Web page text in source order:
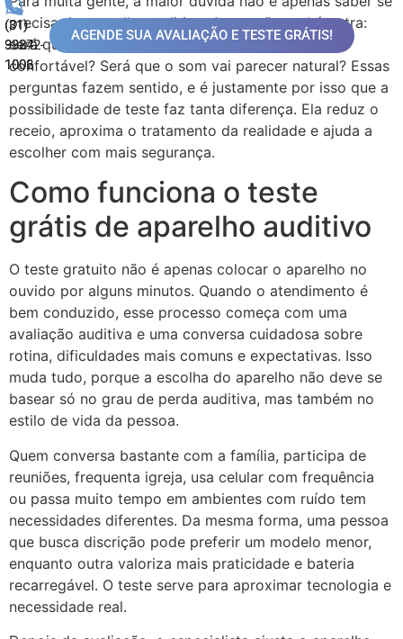
(31)
99872-
1006
(31)
3324-
1002
AGENDE SUA AVALIAÇÃO E TESTE GRÁTIS!
precisa de aparelho auditivo. A questão real é outra:
será que eu vou me adaptar? Será que vai ficar
confortável? Será que o som vai parecer natural? Essas
perguntas fazem sentido, e é justamente por isso que a
possibilidade de teste faz tanta diferença. Ela reduz o
receio, aproxima o tratamento da realidade e ajuda a
escolher com mais segurança.
Como funciona o teste
grátis de aparelho auditivo
O teste gratuito não é apenas colocar o aparelho no
ouvido por alguns minutos. Quando o atendimento é
bem conduzido, esse processo começa com uma
avaliação auditiva e uma conversa cuidadosa sobre
rotina, dificuldades mais comuns e expectativas. Isso
muda tudo, porque a escolha do aparelho não deve se
basear só no grau de perda auditiva, mas também no
estilo de vida da pessoa.
Quem conversa bastante com a família, participa de
reuniões, frequenta igreja, usa celular com frequência
ou passa muito tempo em ambientes com ruído tem
necessidades diferentes. Da mesma forma, uma pessoa
que busca discrição pode preferir um modelo menor,
enquanto outra valoriza mais praticidade e bateria
recarregável. O teste serve para aproximar tecnologia e
necessidade real.